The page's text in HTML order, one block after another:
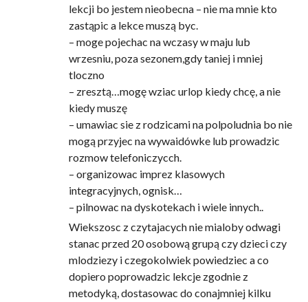
lekcji bo jestem nieobecna – nie ma mnie kto
zastąpic a lekce muszą byc.
– moge pojechac na wczasy w maju lub
wrzesniu, poza sezonem,gdy taniej i mniej
tloczno
– zresztą…mogę wziac urlop kiedy chcę, a nie
kiedy muszę
– umawiac sie z rodzicami na polpoludnia bo nie
mogą przyjec na wywaidówke lub prowadzic
rozmow telefoniczycch.
– organizowac imprez klasowych
integracyjnych, ognisk…
– pilnowac na dyskotekach i wiele innych..
Wiekszosc z czytajacych nie mialoby odwagi
stanac przed 20 osobową grupą czy dzieci czy
mlodziezy i czegokolwiek powiedziec a co
dopiero poprowadzic lekcje zgodnie z
metodyką, dostasowac do conajmniej kilku